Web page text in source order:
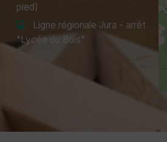
pied)
Ligne régionale Jura - arrêt
"Lycée du Bois"